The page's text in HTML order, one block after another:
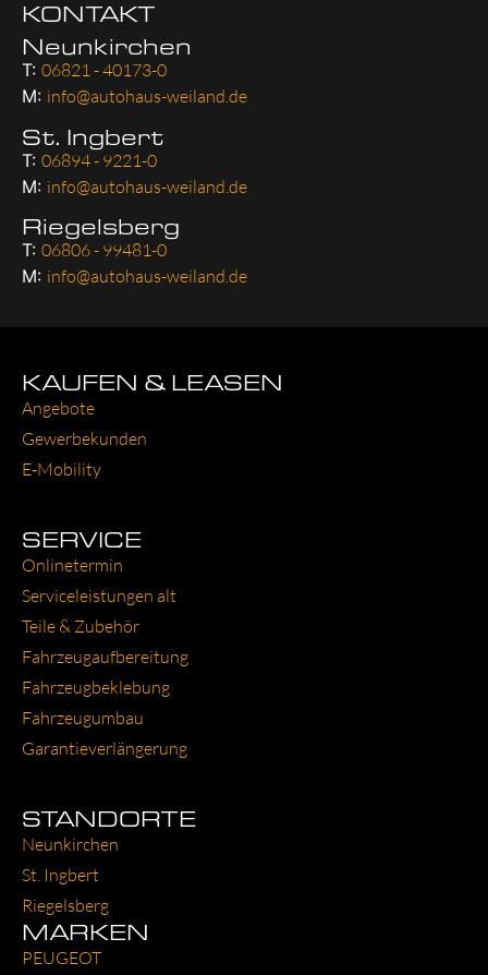
KONTAKT
Neunkirchen
T: 06821 - 40173-0
M: info@autohaus-weiland.de
St. Ingbert
T: 06894 - 9221-0
M: info@autohaus-weiland.de
Riegelsberg
T: 06806 - 99481-0
M: info@autohaus-weiland.de
KAUFEN & LEASEN
Ange­bo­te
Gewer­be­kun­den
E‑Mobility
SERVICE
Online­ter­min
Ser­vice­leis­tun­gen alt
Tei­le & Zube­hör
Fahr­zeug­auf­be­rei­tung
Fahr­zeug­be­kle­bung
Fahr­zeug­um­bau
Garantie­verlängerung
STANDORTE
Neun­kir­chen
St. Ing­bert
Rie­gels­berg
MARKEN
PEU­GEOT